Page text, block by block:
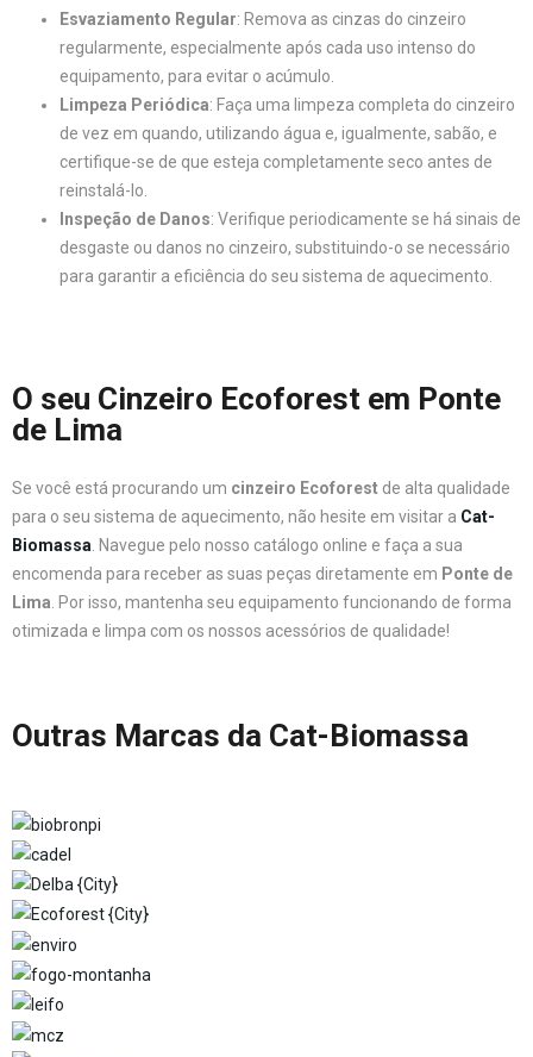
Esvaziamento Regular: Remova as cinzas do cinzeiro
regularmente, especialmente após cada uso intenso do
equipamento, para evitar o acúmulo.
Limpeza Periódica: Faça uma limpeza completa do cinzeiro
de vez em quando, utilizando água e, igualmente, sabão, e
certifique-se de que esteja completamente seco antes de
reinstalá-lo.
Inspeção de Danos: Verifique periodicamente se há sinais de
desgaste ou danos no cinzeiro, substituindo-o se necessário
para garantir a eficiência do seu sistema de aquecimento.
O seu Cinzeiro Ecoforest em Ponte
de Lima
Se você está procurando um cinzeiro Ecoforest de alta qualidade
para o seu sistema de aquecimento, não hesite em visitar a Cat-
Biomassa. Navegue pelo nosso catálogo online e faça a sua
encomenda para receber as suas peças diretamente em Ponte de
Lima. Por isso, mantenha seu equipamento funcionando de forma
otimizada e limpa com os nossos acessórios de qualidade!
Outras Marcas da Cat-Biomassa